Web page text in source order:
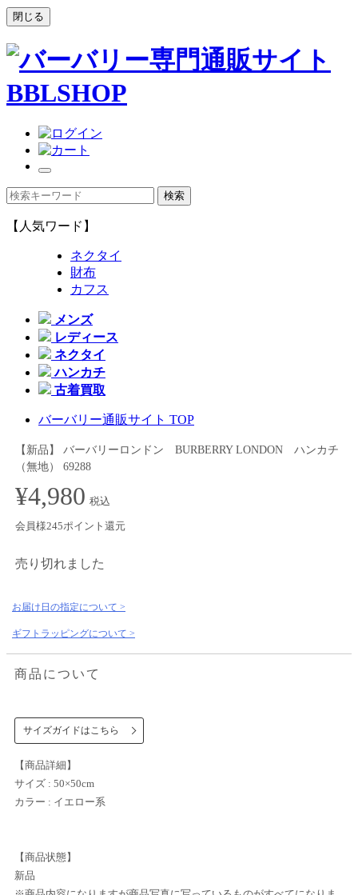
閉じる
【人気ワード】
ネクタイ
財布
カフス
メンズ
レディース
ネクタイ
ハンカチ
古着買取
バーバリー通販サイト TOP
【新品】 バーバリーロンドン BURBERRY LONDON ハンカチ
（無地） 69288
¥4,980 税込
会員様245ポイント還元
売り切れました
お届け日の指定について >
ギフトラッピングについて >
商品について
サイズガイドはこちら
【商品詳細】
サイズ : 50×50cm
カラー : イエロー系
【商品状態】
新品